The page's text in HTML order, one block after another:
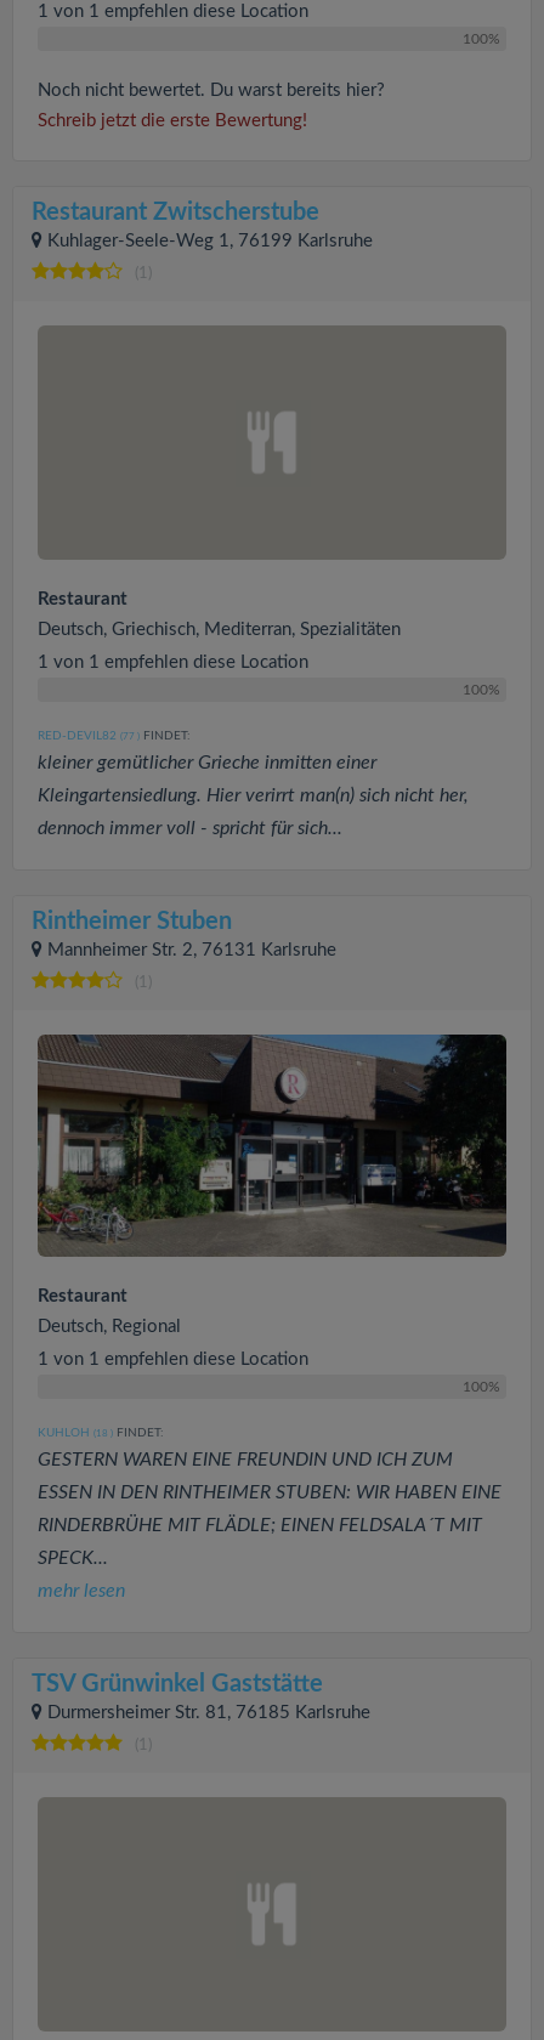
1 von 1 empfehlen diese Location
100%
Noch nicht bewertet. Du warst bereits hier?
Schreib jetzt die erste Bewertung!
Restaurant Zwitscherstube
Kuhlager-Seele-Weg 1, 76199 Karlsruhe
(1)
Restaurant
Deutsch, Griechisch, Mediterran, Spezialitäten
1 von 1 empfehlen diese Location
100%
RED-DEVIL82 (77 ) FINDET:
kleiner gemütlicher Grieche inmitten einer
Kleingartensiedlung. Hier verirrt man(n) sich nicht her,
dennoch immer voll - spricht für sich...
Rintheimer Stuben
Mannheimer Str. 2, 76131 Karlsruhe
(1)
Restaurant
Deutsch, Regional
1 von 1 empfehlen diese Location
100%
KUHLOH (18 ) FINDET:
GESTERN WAREN EINE FREUNDIN UND ICH ZUM
ESSEN IN DEN RINTHEIMER STUBEN: WIR HABEN EINE
RINDERBRÜHE MIT FLÄDLE; EINEN FELDSALA´T MIT
SPECK...
mehr lesen
TSV Grünwinkel Gaststätte
Durmersheimer Str. 81, 76185 Karlsruhe